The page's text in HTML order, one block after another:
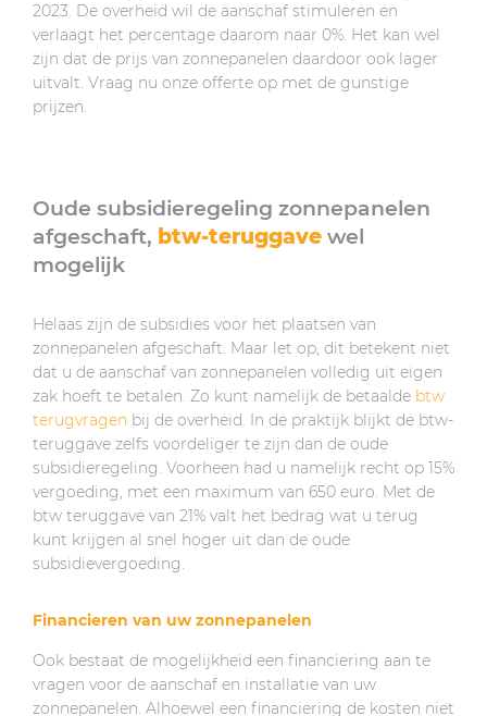
2023. De overheid wil de aanschaf stimuleren en
verlaagt het percentage daarom naar 0%. Het kan wel
zijn dat de prijs van zonnepanelen daardoor ook lager
uitvalt. Vraag nu onze offerte op met de gunstige
prijzen.
Oude subsidieregeling zonnepanelen
afgeschaft, btw-teruggave wel
mogelijk
Helaas zijn de subsidies voor het plaatsen van
zonnepanelen afgeschaft. Maar let op, dit betekent niet
dat u de aanschaf van zonnepanelen volledig uit eigen
zak hoeft te betalen. Zo kunt namelijk de betaalde btw
terugvragen bij de overheid. In de praktijk blijkt de btw-
teruggave zelfs voordeliger te zijn dan de oude
subsidieregeling. Voorheen had u namelijk recht op 15%
vergoeding, met een maximum van 650 euro. Met de
btw teruggave van 21% valt het bedrag wat u terug
kunt krijgen al snel hoger uit dan de oude
subsidievergoeding.
Financieren van uw zonnepanelen
Ook bestaat de mogelijkheid een financiering aan te
vragen voor de aanschaf en installatie van uw
zonnepanelen. Alhoewel een financiering de kosten niet